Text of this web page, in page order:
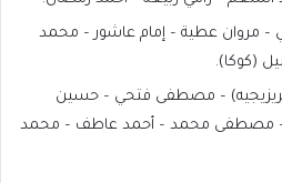
مروان عطية – إمام عاشور – محمد
(كوكا).
– مصطفى فتحي – حسين
مصطفى محمد – أحمد عاطف – محمد